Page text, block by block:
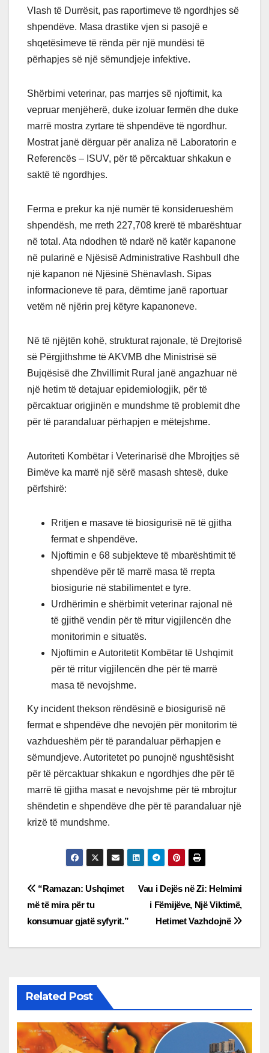
Vlash të Durrësit, pas raportimeve të ngordhjes së
shpendëve. Masa drastike vjen si pasojë e
shqetësimeve të rënda për një mundësi të
përhapjes së një sëmundjeje infektive.
Shërbimi veterinar, pas marrjes së njoftimit, ka
vepruar menjëherë, duke izoluar fermën dhe duke
marrë mostra zyrtare të shpendëve të ngordhur.
Mostrat janë dërguar për analiza në Laboratorin e
Referencës – ISUV, për të përcaktuar shkakun e
saktë të ngordhjes.
Ferma e prekur ka një numër të konsiderueshëm
shpendësh, me rreth 227,708 krerë të mbarështuar
në total. Ata ndodhen të ndarë në katër kapanone
në pularinë e Njësisë Administrative Rashbull dhe
një kapanon në Njësinë Shënavlash. Sipas
informacioneve të para, dëmtime janë raportuar
vetëm në njërin prej këtyre kapanoneve.
Në të njëjtën kohë, strukturat rajonale, të Drejtorisë
së Përgjithshme të AKVMB dhe Ministrisë së
Bujqësisë dhe Zhvillimit Rural janë angazhuar në
një hetim të detajuar epidemiologjik, për të
përcaktuar origjinën e mundshme të problemit dhe
për të parandaluar përhapjen e mëtejshme.
Autoriteti Kombëtar i Veterinarisë dhe Mbrojtjes së
Bimëve ka marrë një sërë masash shtesë, duke
përfshirë:
Rritjen e masave të biosigurisë në të gjitha
fermat e shpendëve.
Njoftimin e 68 subjekteve të mbarështimit të
shpendëve për të marrë masa të rrepta
biosigurie në stabilimentet e tyre.
Urdhërimin e shërbimit veterinar rajonal në
të gjithë vendin për të rritur vigjilencën dhe
monitorimin e situatës.
Njoftimin e Autoritetit Kombëtar të Ushqimit
për të rritur vigjilencën dhe për të marrë
masa të nevojshme.
Ky incident thekson rëndësinë e biosigurisë në
fermat e shpendëve dhe nevojën për monitorim të
vazhdueshëm për të parandaluar përhapjen e
sëmundjeve. Autoritetet po punojnë ngushtësisht
për të përcaktuar shkakun e ngordhjes dhe për të
marrë të gjitha masat e nevojshme për të mbrojtur
shëndetin e shpendëve dhe për të parandaluar një
krizë të mundshme.
Post
navigation
Vau i Dejës në Zi: Helmimi
i Fëmijëve, Një Viktimë,
Hetimet Vazhdojnë
“Ramazan: Ushqimet
më të mira për tu
konsumuar gjatë syfyrit.”
Related Post